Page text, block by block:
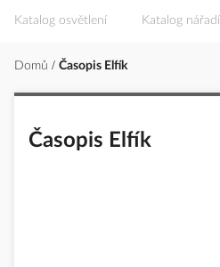
Katalog osvětlení Katalog nářadí
Domů Časopis Elfík
Časopis Elfík